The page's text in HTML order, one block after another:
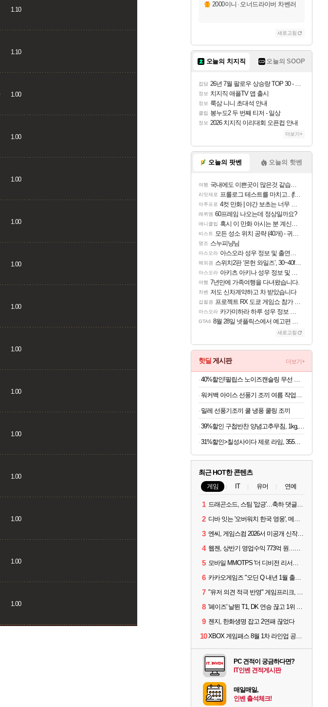
1.10
1.10
1.00
1.00
1.00
1.00
1.00
1.00
1.00
1.00
1.00
1.00
1.00
1.00
1.00
2000이니 · 오너드라이버 차벤러
새로고침
오늘의 치지직 오늘의 SOOP
잡담 26년 7월 팔로우 상승량 TOP 30 - 월간 치지직
정보 치지직 애플TV 앱 출시
정보 룩삼 니니 초대석 안내
클립 봉누도2 두 번째 티저 - 일상
정보 2026 치지직 이리대회 오픈컵 안내
더보기+
오늘의 팟벤 오늘의 핫벤
여행 국내에도 이쁜곳이 많은것 같습니다
리밋제로 프롤로그 테스트를 마치고.. (feat. 리아)
아주프로 4컷 만화 | 야간 보초는 너무 힘들어
레퀴엠 60프레임 나오는데 정상일까요?
애니클립 혹시 이 만화 아시는 분 계신가요
비스트 모든 성소 위치 공략 (40개) - 귀환한 영혼 도전과제
명조 스누피냥님
아스오라 아스오라 성우 정보 및 출연작 모음
해외겜 스위치2판 ‘몬헌 와일즈’, 30~40fps 목표 추정
아스오라 아키츠 아키나 성우 정보 및 주요 필모
여행 7년만에 가족여행을 다녀왔습니다.
차벤 저도 신차계약하고 차 받았습니다
섭컬겜 프로젝트 RX 도쿄 게임쇼 참가 결정
아스오라 카가미하라 하루 성우 정보 및 주요 필모
GTA6 8월 28일 넷플릭스에서 예고편 공개 예정
새로고침
핫딜 게시판 더보기+
밀레 선풍기조끼 쿨 냉풍 쿨링 조끼
31%할인>칠성사이다 제로 라임, 355ml, 48개
최근 HOT한 콘텐츠
게임 IT 유머 연예
1 드래곤소드, 스팀 '압긍'…축하 댓글 달고 게임 코드 받자!
2 디바 잇는 '오버워치 한국 영웅', 메카 파일럿 디몬 나온다
3 엔씨, 게임스컴 2026서 미공개 신작 최초 공개
4 웹젠, 상반기 영업수익 773억 원…순이익 89% 증가
5 모바일 MMOTPS '더 디비전 리서전스', 6일 스팀에도 출시
6 카카오게임즈 "오딘 Q 내년 1월 출시, 연기는 없다"
7 "유저 의견 적극 반영" 게임프리크, 비스트 오브 리인카네이션 개선 나선다
8 '페이즈' 날뛴 T1, DK 연승 끊고 1위 지켜
9 젠지, 한화생명 잡고 2연패 끊었다
10 XBOX 게임패스 8월 1차 라인업 공개... '비스트 오브 리인카네이션' 즉시 합류
PC 견적이 궁금하다면?
IT인벤 견적게시판
매일매일,
인벤 출석체크!